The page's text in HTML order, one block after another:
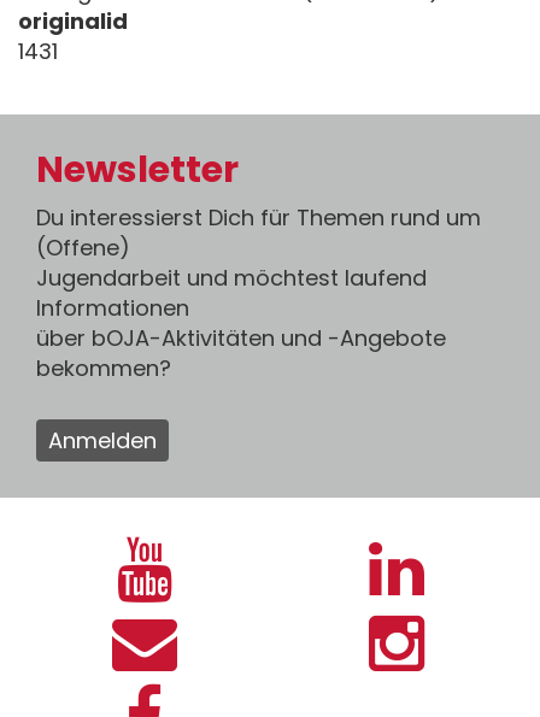
originalid
1431
Newsletter
Du interessierst Dich für Themen rund um
(Offene)
Jugendarbeit und möchtest laufend
Informationen
über bOJA-Aktivitäten und -Angebote
bekommen?
Anmelden